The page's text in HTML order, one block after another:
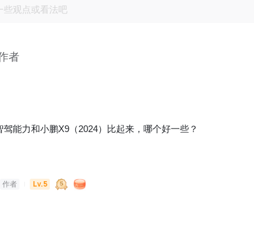
者
能力和小鹏X9（2024）比起来，哪个好一些？
作者
Lv.5